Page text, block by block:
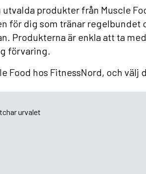
produkter från Muscle
för dig som tränar regelbundet
Produkterna är enkla att ta
förvaring.
Food hos FitnessNord, och välj
urvalet